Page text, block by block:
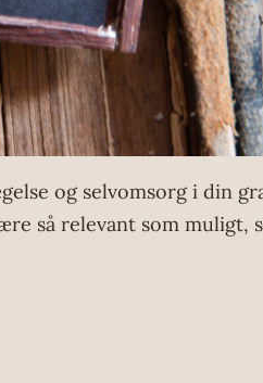
og selvomsorg i din
så relevant som